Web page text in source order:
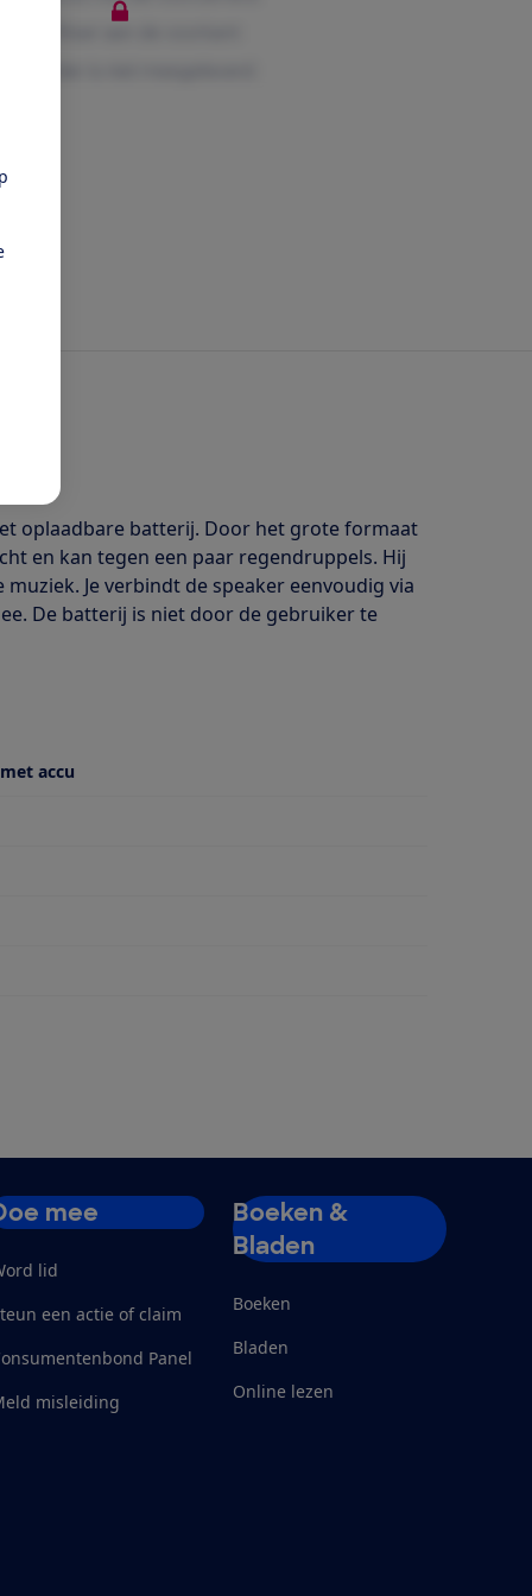
oplaadbare batterij. Door het grote formaat
en kan tegen een paar regendruppels. Hij
Je verbindt de speaker eenvoudig via
De batterij is niet door de gebruiker te
accu
mee
lid
een actie of claim
Panel
misleiding
Boeken &
Bladen
Boeken
Bladen
Online lezen